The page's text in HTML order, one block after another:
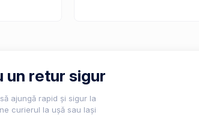
un retur sigur
ajungă rapid și sigur la
curierul la ușă sau lași